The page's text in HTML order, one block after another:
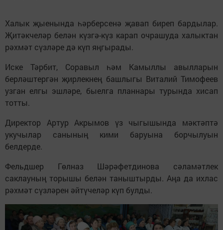
Халык җыенында һәрберсенә җавап биреп бардылар.
Җитәкчеләр белән күзгә-күз карап очрашуда халыктан
рәхмәт сүзләре дә күп яңгырады.
Иске Тәрбит, Соравыл һәм Камыллы авылларын
берләштергән җирлекнең башлыгы Виталий Тимофеев
узган елгы эшләре, быелга планнары турында хисап
тотты.
Директор Артур Акрымов үз чыгышында мәктәптә
укучылар санының кими баруына борчылуын
белдерде.
Фельдшер Гөлназ Шәрәфетдинова сәламәтлек
саклауның торышы белән таныштырды. Аңа да ихлас
рәхмәт сүзләрен әйтүчеләр күп булды.